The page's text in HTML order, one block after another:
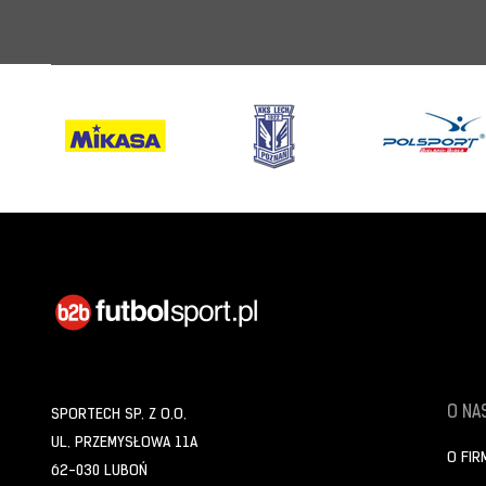
SPORTECH SP. Z O.O.
UL. PRZEMYSŁOWA 11A
62-030 LUBOŃ
O
O